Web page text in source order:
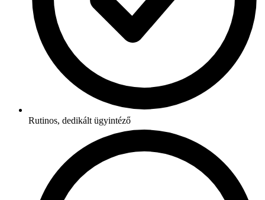
Rutinos, dedikált ügyintéző